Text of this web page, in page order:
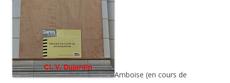
Amboise (en cours de